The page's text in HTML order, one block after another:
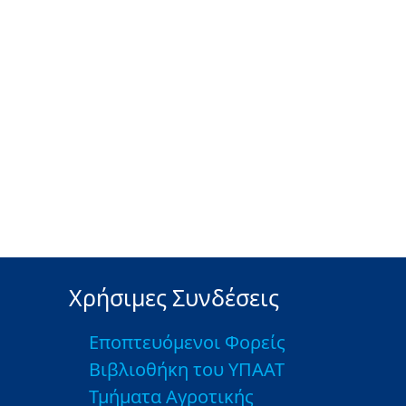
Χρήσιμες Συνδέσεις
Εποπτευόμενοι Φορείς
Βιβλιοθήκη του ΥΠΑΑΤ
Τμήματα Αγροτικής